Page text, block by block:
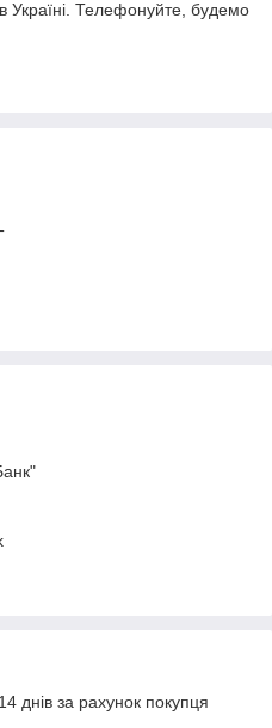
Україні. Телефонуйте, будемо
днів за рахунок покупця